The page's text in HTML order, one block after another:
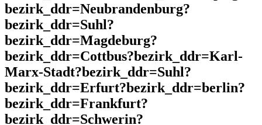
bezirk_ddr=Neubrandenburg?
bezirk_ddr=Suhl?
bezirk_ddr=Magdeburg?
bezirk_ddr=Cottbus?bezirk_ddr=Karl-
Marx-Stadt?bezirk_ddr=Suhl?
bezirk_ddr=Erfurt?bezirk_ddr=berlin?
bezirk_ddr=Frankfurt?
bezirk_ddr=Schwerin?